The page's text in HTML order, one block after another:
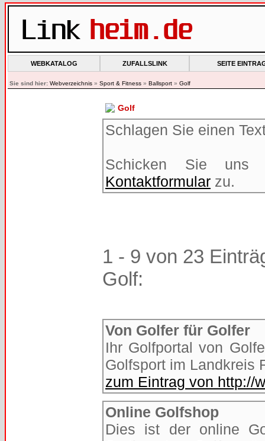
WEBKATALOG ZUFALLSLINK SEITE
Sie sind hier: Webverzeichnis » Sport & Fitness » Ballsport » Golf
Golf
Schlagen Sie einen
Schicken Sie uns
Kontaktformular zu.
1 - 9 von 23
Golf:
Von Golfer für Golfer
Ihr Golfportal von
Golfsport im Landkreis
zum Eintrag von http://
Online Golfshop
Dies ist der online